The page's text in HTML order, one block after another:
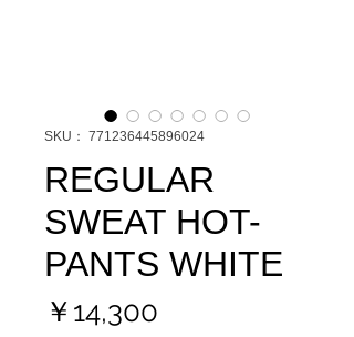
SKU： 771236445896024
REGULAR
SWEAT HOT-
PANTS WHITE
￥14,300